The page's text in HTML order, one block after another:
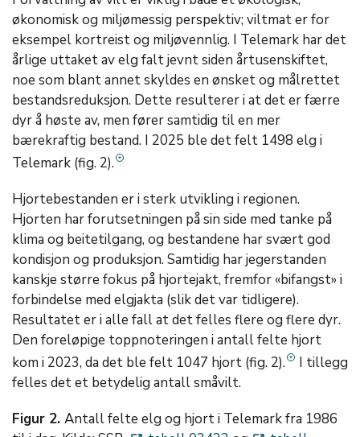
økonomisk og miljømessig perspektiv; viltmat er for
eksempel kortreist og miljøvennlig. I Telemark har det
årlige uttaket av elg falt jevnt siden årtusenskiftet,
noe som blant annet skyldes en ønsket og målrettet
bestandsreduksjon. Dette resulterer i at det er færre
dyr å høste av, men fører samtidig til en mer
bærekraftig bestand. I 2025 ble det felt 1498 elg i
Telemark (fig. 2).
Hjortebestanden er i sterk utvikling i regionen.
Hjorten har forutsetningen på sin side med tanke på
klima og beitetilgang, og bestandene har svært god
kondisjon og produksjon. Samtidig har jegerstanden
kanskje større fokus på hjortejakt, fremfor «bifangst» i
forbindelse med elgjakta (slik det var tidligere).
Resultatet er i alle fall at det felles flere og flere dyr.
Den foreløpige toppnoteringen i antall felte hjort
kom i 2023, da det ble felt 1047 hjort (fig. 2).
I tillegg
felles det et betydelig antall småvilt.
Figur 2. Antall felte elg og hjort i Telemark fra 1986